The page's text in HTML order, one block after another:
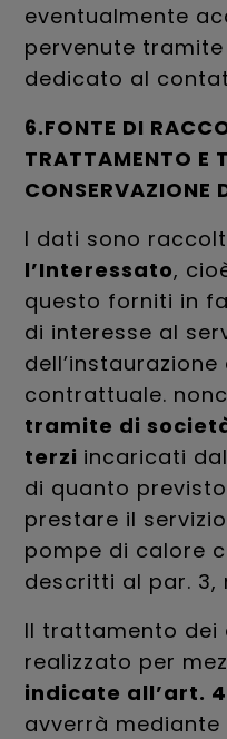
eventualmente
pervenute
dedicato al
6.FONTE DI
TRATTAMENTO E
CONSERVAZIONE
I dati sono
l’Interessato,
questo forniti in
di interesse al
contrattuale.
tramite di
terzi incaricati
di quanto
prestare il
pompe di calore
descritti al par. 3,
Il trattamento dei
realizzato per
indicate all’art.
avverrà